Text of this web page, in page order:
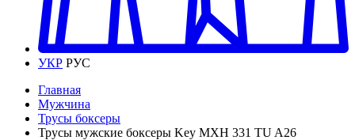
УКР РУС
Главная
Мужчина
Трусы боксеры
Трусы мужские боксеры Key MXH 331 TU A26